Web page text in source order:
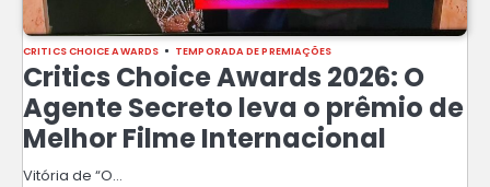
CRITICS CHOICE AWARDS TEMPORADA DE PREMIAÇÕES
Critics Choice Awards 2026: O
Agente Secreto leva o prêmio de
Melhor Filme Internacional
Vitória de “O…